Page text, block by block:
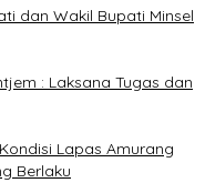
dan Wakil Bupati Minsel
: Laksana Tugas dan
Lapas Amurang
Berlaku